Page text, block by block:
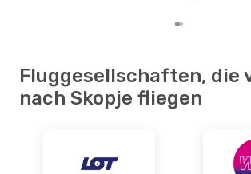
Fluggesellschaften, die
nach Skopje fliegen